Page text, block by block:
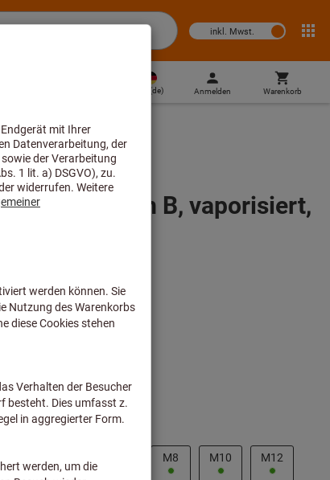
inkl. Mwst.
(de) Anmelden Warenkorb
Form B, vaporisiert,
M8 M10 M12